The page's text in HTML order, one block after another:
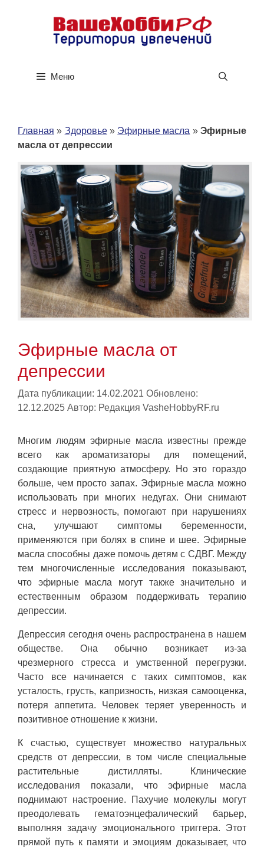
содержимому
Меню
Главная » Здоровье» Эфирные масла »Эфирные
масла от депрессии
Эфирные масла от
депрессии
Дата публикации: 14.02.2021 Обновлено:
12.12.2025 Автор: Редакция VasheHobbyRF.ru
Многим людям эфирные масла известны прежде
всего как ароматизаторы для помещений,
создающие приятную атмосферу. Но это гораздо
больше, чем просто запах. Эфирные масла можно
использовать при многих недугах. Они снимают
стресс и нервозность, помогают при нарушениях
сна, улучшают симптомы беременности,
применяются при болях в спине и шее. Эфирные
масла способны даже помочь детям с СДВГ. Между
тем многочисленные исследования показывают,
что эфирные масла могут также значительно и
естественным образом поддерживать терапию
депрессии.
Депрессия сегодня очень распространена в нашем
обществе. Она обычно возникает из-за
чрезмерного стресса и умственной перегрузки.
Часто все начинается с таких симптомов, как
усталость, грусть, капризность, низкая самооценка,
потеря аппетита. Человек теряет уверенность и
позитивное отношение к жизни.
К счастью, существует множество натуральных
средств от депрессии, в том числе специальные
растительные дистилляты. Клинические
исследования показали, что эфирные масла
поднимают настроение. Пахучие молекулы могут
преодолевать гематоэнцефалический барьер,
выполняя задачу эмоционального триггера. Этот
прямой путь к памяти и эмоциям доказывает, что